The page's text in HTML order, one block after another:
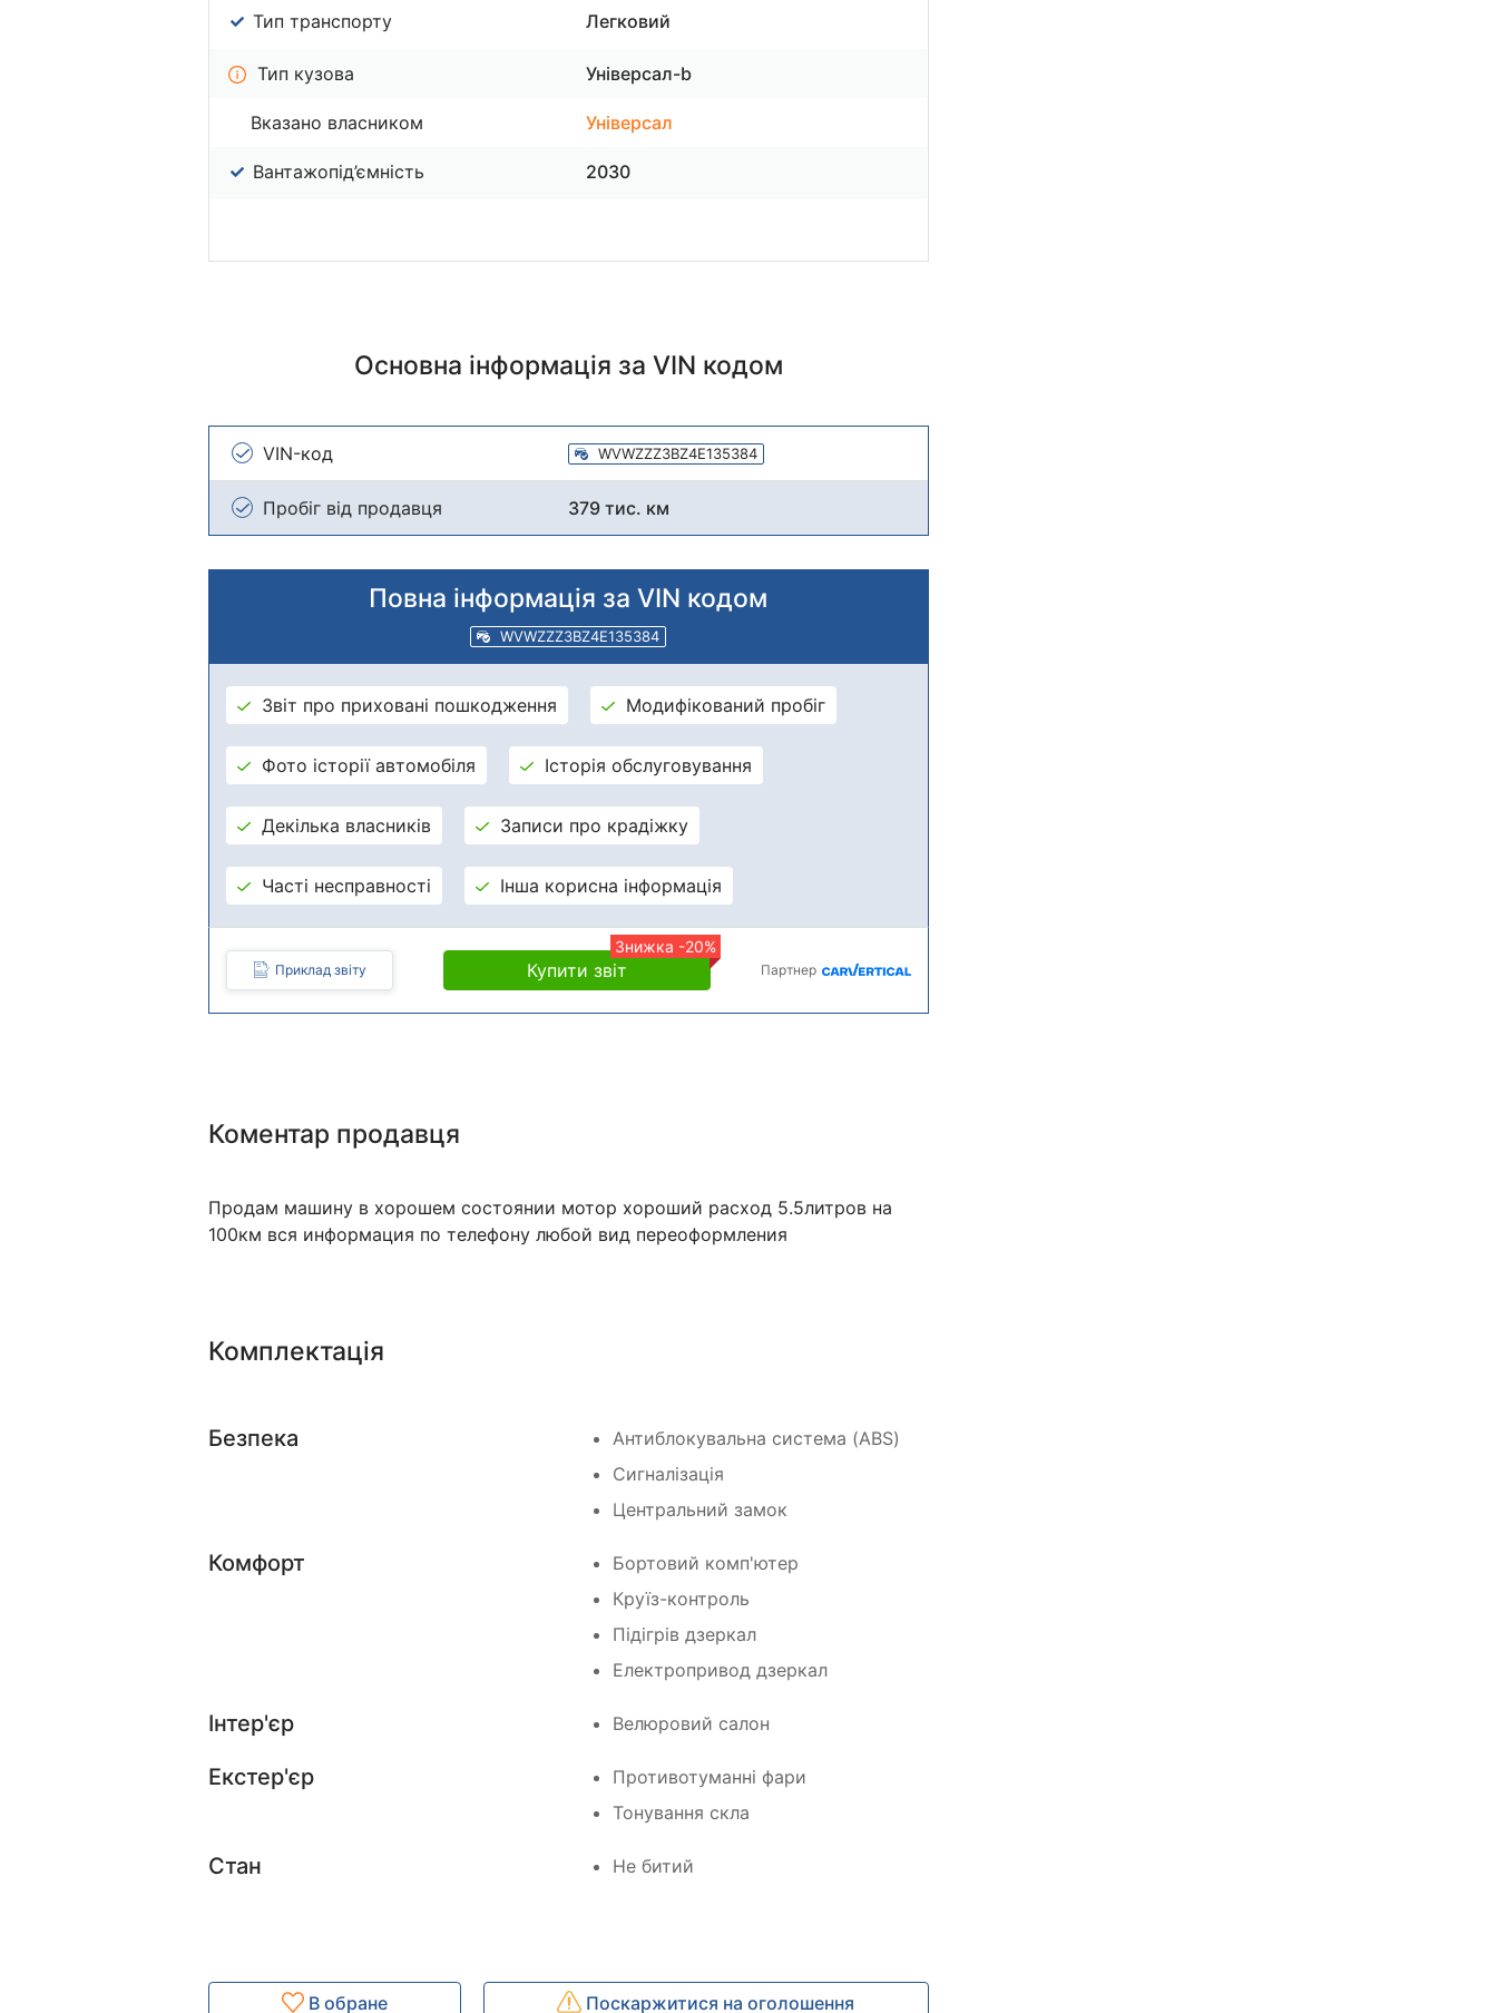
Тип транспорту Легковий
Тип кузова Універсал-b
Вказано власником Універсал
Вантажопід’ємність 2030
Основна інформація за VIN кодом
VIN-код WVWZZZ3BZ4E135384
Пробіг від продавця 379 тис. км
Повна інформація за VIN кодом
WVWZZZ3BZ4E135384
Звіт про приховані пошкодження Модифікований пробіг
Фото історії автомобіля Історія обслуговування
Декілька власників Записи про крадіжку
Часті несправності Інша корисна інформація
Приклад звіту
Знижка -20%
Купити звіт Партнер
Коментар продавця
Продам машину в хорошем состоянии мотор хороший расход 5.5литров на
100км вся информация по телефону любой вид переоформления
Комплектація
Безпека
Антиблокувальна система (ABS)
Сигналізація
Центральний замок
Комфорт
Бортовий комп'ютер
Круїз-контроль
Підігрів дзеркал
Електропривод дзеркал
Інтер'єр Велюровий салон
Екстер'єр
Противотуманні фари
Тонування скла
Стан Не битий
В обране Поскаржитися на оголошення